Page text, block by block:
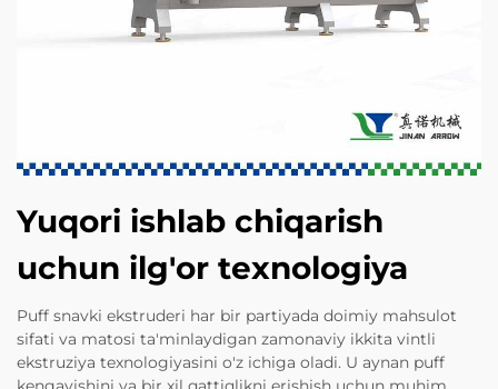
Yuqori ishlab chiqarish
uchun ilg'or texnologiya
Puff snavki ekstruderi har bir partiyada doimiy mahsulot
sifati va matosi ta'minlaydigan zamonaviy ikkita vintli
ekstruziya texnologiyasini o'z ichiga oladi. U aynan puff